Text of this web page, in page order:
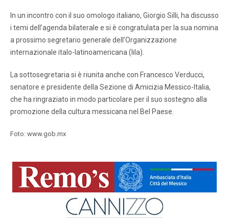
In un incontro con il suo omologo italiano, Giorgio Silli, ha discusso
i temi dell’agenda bilaterale e si è congratulata per la sua nomina
a prossimo segretario generale dell’Organizzazione
internazionale italo-latinoamericana (Iila).
La sottosegretaria si è riunita anche con Francesco Verducci,
senatore e presidente della Sezione di Amicizia Messico-Italia,
che ha ringraziato in modo particolare per il suo sostegno alla
promozione della cultura messicana nel Bel Paese.
Foto: www.gob.mx